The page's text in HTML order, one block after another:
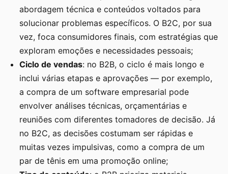
abordagem técnica e conteúdos voltados para
solucionar problemas específicos. O B2C, por sua
vez, foca consumidores finais, com estratégias que
exploram emoções e necessidades pessoais;
Ciclo de vendas: no B2B, o ciclo é mais longo e
inclui várias etapas e aprovações — por exemplo,
a compra de um software empresarial pode
envolver análises técnicas, orçamentárias e
reuniões com diferentes tomadores de decisão. Já
no B2C, as decisões costumam ser rápidas e
muitas vezes impulsivas, como a compra de um
par de tênis em uma promoção online;